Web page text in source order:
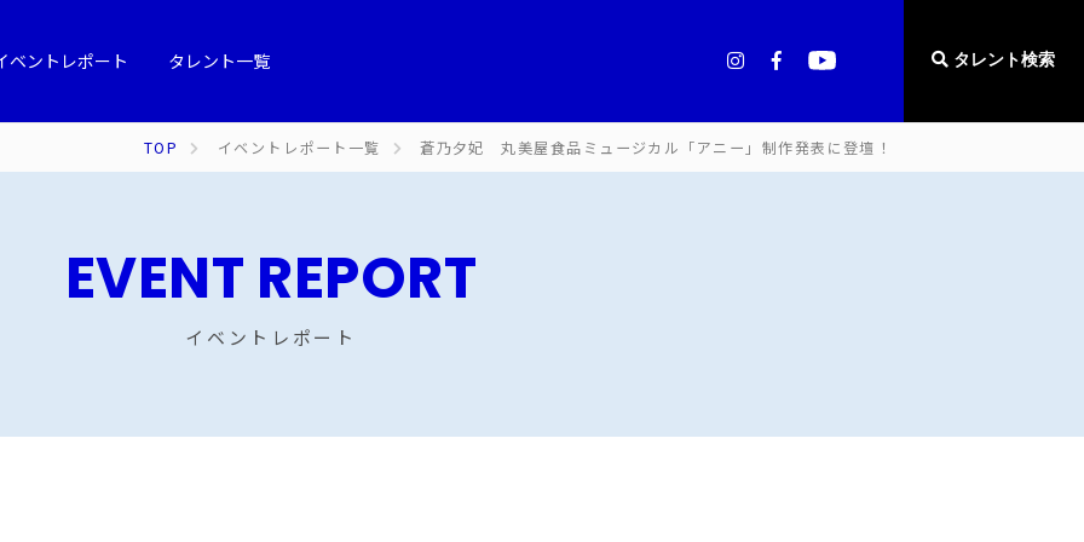
ベントレポート タレント一覧 タレント検索
TOP イベントレポート一覧 蒼乃夕妃 丸美屋食品ミュージカル「アニー」制作発表に登壇！
EVENT REPORT
イベントレポート